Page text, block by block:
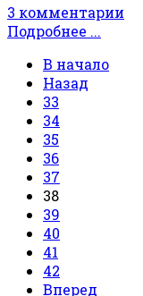
3 комментарии
Подробнее ...
В начало
Назад
33
34
35
36
37
38
39
40
41
42
Вперед